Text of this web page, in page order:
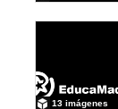
13 imágenes